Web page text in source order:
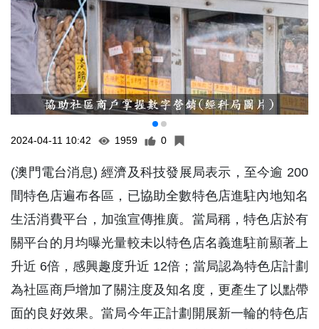
2024-04-11 10:42 1959 0
(澳門電台消息) 經濟及科技發展局表示，至今逾 200
間特色店遍布各區，已協助全數特色店進駐內地知名
生活消費平台，加強宣傳推廣。當局稱，特色店於有
關平台的月均曝光量較未以特色店名義進駐前顯著上
升近 6倍，感興趣度升近 12倍；當局認為特色店計劃
為社區商戶增加了關注度及知名度，更產生了以點帶
面的良好效果。當局今年正計劃開展新一輪的特色店